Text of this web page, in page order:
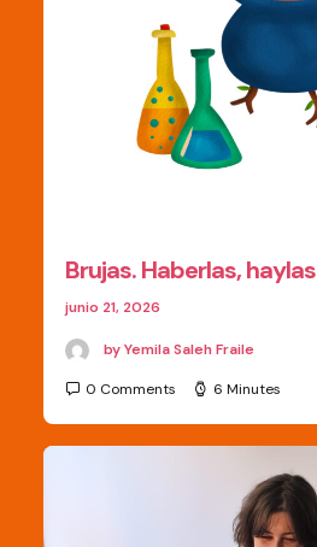
Brujas. Haberlas, haylas
junio 21, 2026
by Yemila Saleh Fraile
0 Comments 6 Minutes